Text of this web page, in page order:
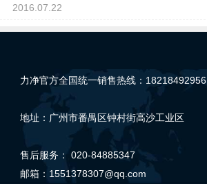
2016.07.22
力净官方全国统一销售热线：18218492956
地址：广州市番禺区钟村街高沙工业区
售后服务： 020-84885347
邮箱：1551378307@qq.com